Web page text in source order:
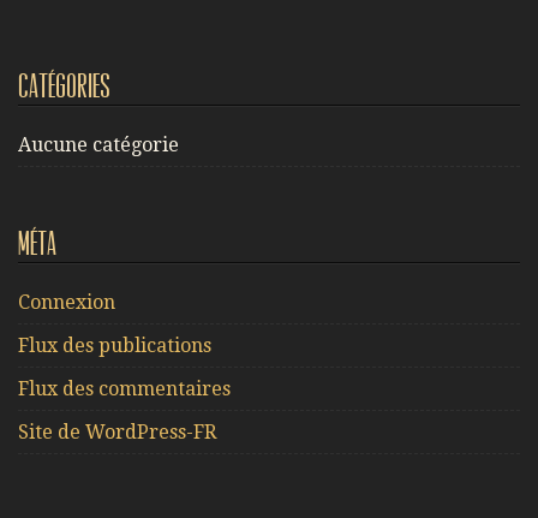
Catégories
Aucune catégorie
Méta
Connexion
Flux des publications
Flux des commentaires
Site de WordPress-FR